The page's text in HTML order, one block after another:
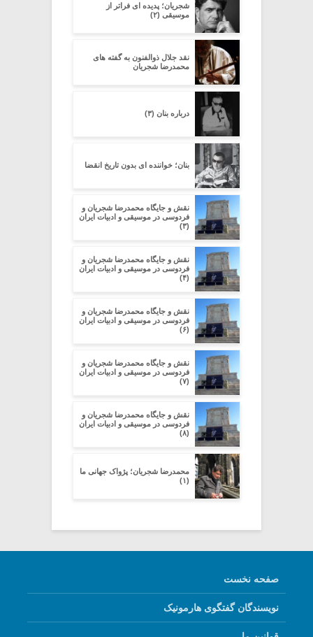
شجریان؛ پدیده ای فراتر از
موسیقی (۲)
نقد جلال ذوالفنون به گفته های
محمدرضا شجریان
درباره بنان (۳)
بنان؛ خواننده ای بدون تاریخ انقضا
نقش و جایگاه محمدرضا شجریان و
فردوسی در موسیقی و ادبیات ایران
(۳)
نقش و جایگاه محمدرضا شجریان و
فردوسی در موسیقی و ادبیات ایران
(۴)
نقش و جایگاه محمدرضا شجریان و
فردوسی در موسیقی و ادبیات ایران
(۶)
نقش و جایگاه محمدرضا شجریان و
فردوسی در موسیقی و ادبیات ایران
(۷)
نقش و جایگاه محمدرضا شجریان و
فردوسی در موسیقی و ادبیات ایران
(۸)
محمدرضا شجریان؛ پژواک جهانی ما
(۱)
صفحه نخست
نویسندگان گفتگوی هارمونیک